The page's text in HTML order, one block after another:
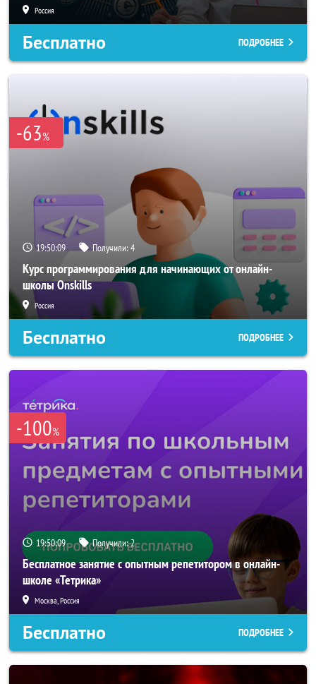
Россия
Бесплатно ПОДРОБНЕЕ
-63%
19:50:09 Получили:4
Курс программирования для начинающих от онлайн-
школы Onskills
Россия
Бесплатно ПОДРОБНЕЕ
-100%
19:50:09 Получили:2
Бесплатное занятие с опытным репетитором в онлайн-
школе «Тетрика»
Москва, Россия
Бесплатно ПОДРОБНЕЕ